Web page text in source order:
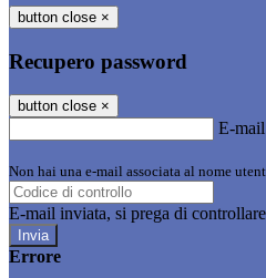
button close ×
Recupero password
button close ×
E-mail
Non hai una e-mail associata al nome
E-mail inviata, si prega di
Errore